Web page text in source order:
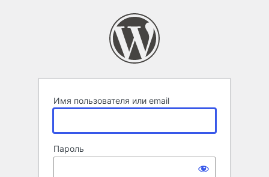
Имя пользователя или email
Пароль